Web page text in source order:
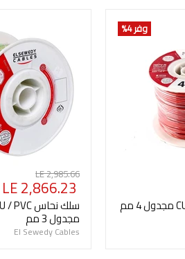
السعر
الأصلي
LE 2,985.66
السعر
الحالي
LE 2,866.23
مجدول 3 مم
El Sewedy Cables
وفر 4 %
سلك نحاس CU / PVC مجدول 4 مم